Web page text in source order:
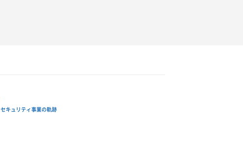
セキュリティ事業の軌跡